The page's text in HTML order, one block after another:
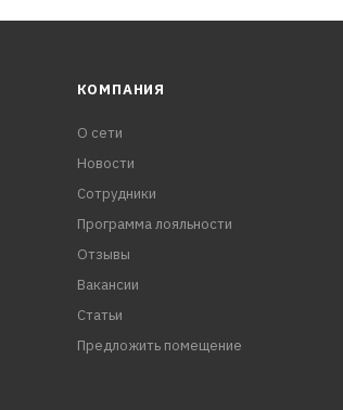
КОМПАНИЯ
О сети
Новости
Сотрудники
Программа лояльности
Отзывы
Вакансии
Статьи
Предложить помещение